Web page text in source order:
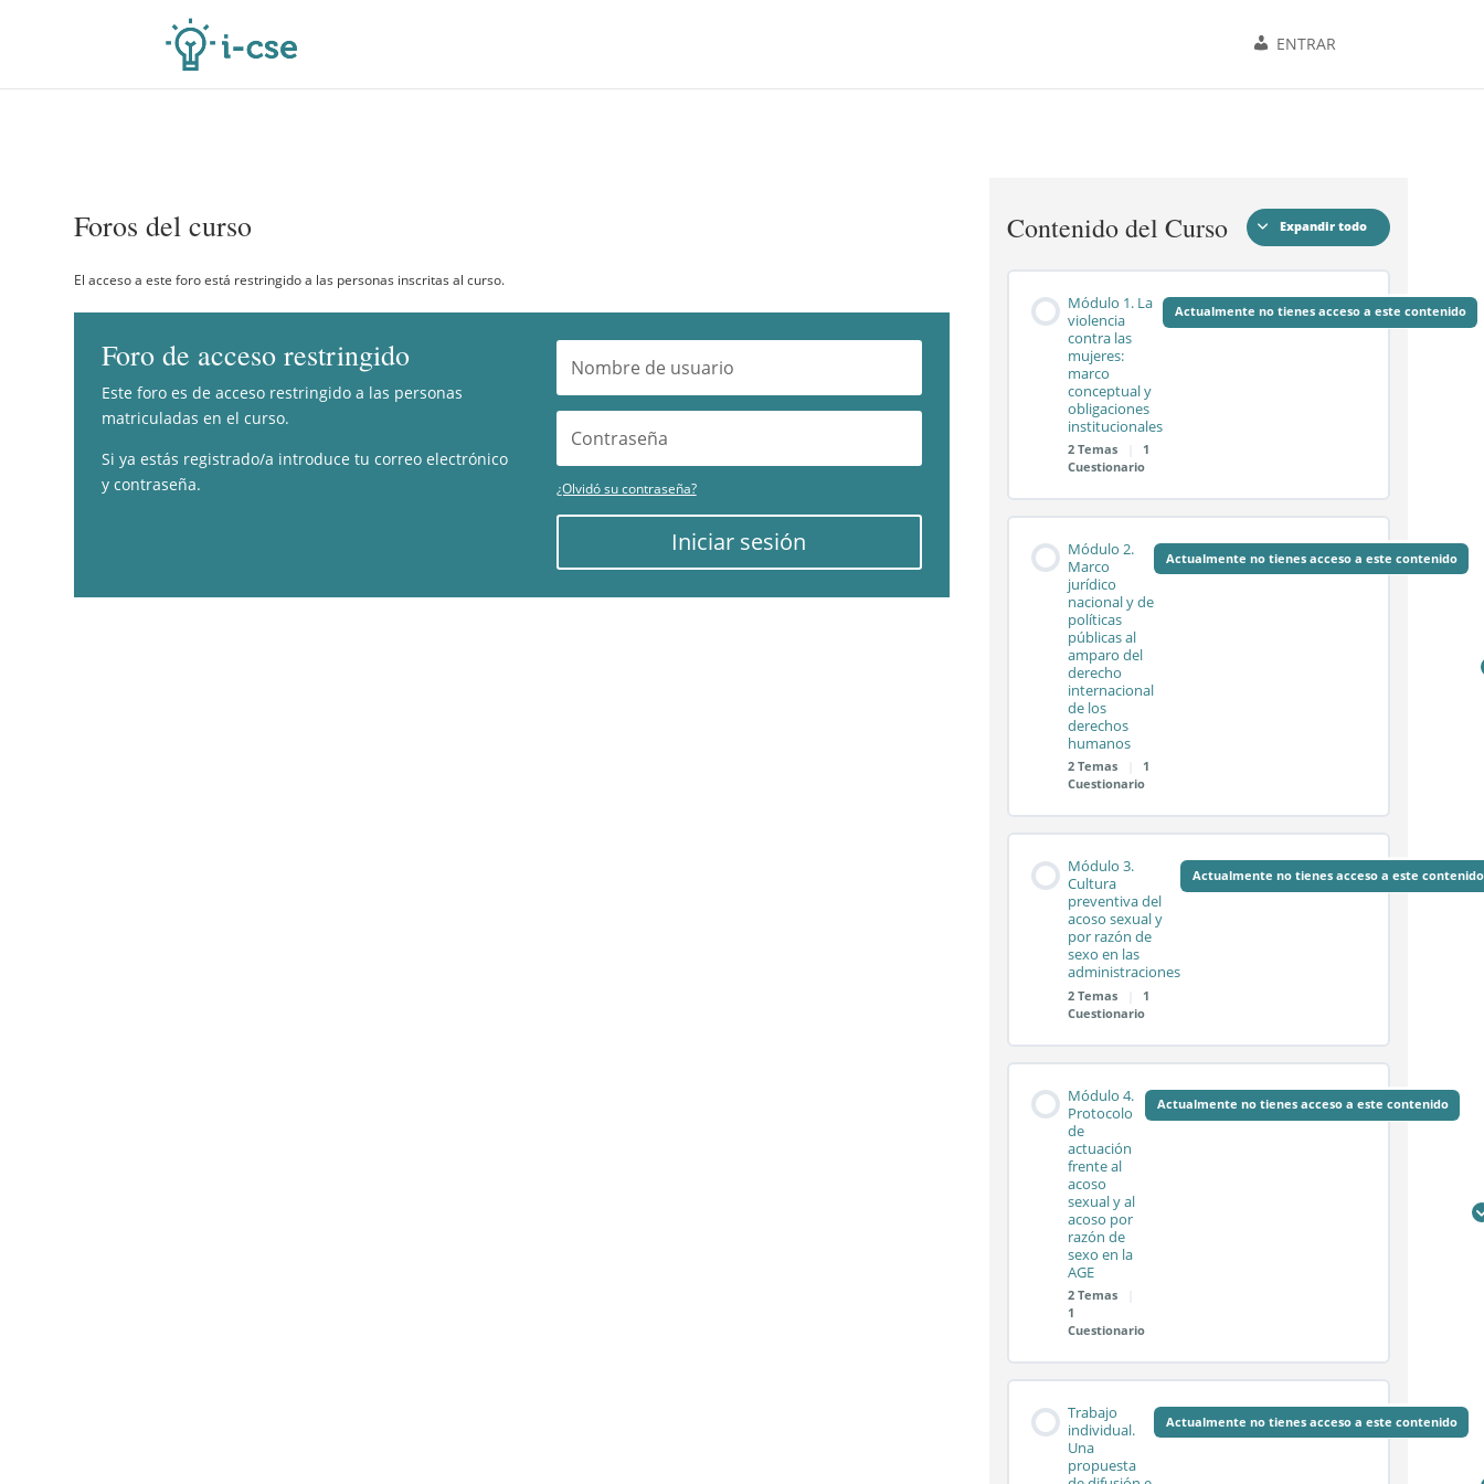
ENTRAR
Foros del curso
El acceso a este foro está restringido a las personas inscritas al curso.
Foro de acceso restringido
Este foro es de acceso restringido a las personas
matriculadas en el curso.
Si ya estás registrado/a introduce tu correo electrónico
y contraseña.
¿Olvidó su contraseña?
Iniciar sesión
Contenido del Curso Expandir todo
Módulos
Módulo 1. La
violencia
contra las
mujeres:
marco
conceptual y
obligaciones
institucionales
2 Temas
1
Cuestionario
Actualmente no tienes acceso a este contenido
Módulo
0%
COMPLETADO
0/2
pasos
Sesión síncrona 1.1
Sesión síncrona 1.2
Test módulo 1
Módulo 2.
Marco
jurídico
nacional y de
políticas
públicas al
amparo del
derecho
internacional
de los
derechos
humanos
2 Temas
1
Cuestionario
Actualmente no tienes acceso a este contenido
Módulo
0%
COMPLETADO
0/2
Sesión síncrona 2.1
Sesión síncrona 2.2
Test módulo 2
Módulo 3.
Cultura
preventiva del
acoso sexual y
por razón de
sexo en las
administraciones
2 Temas
1
Cuestionario
Actualmente no tienes acceso a este contenido
Módulo
COMPLETADO pasos
Sesión síncrona 3.1
Sesión síncrona 3.2
Módulo 4.
Protocolo
de
actuación
frente al
acoso
sexual y al
acoso por
razón de
sexo en la
AGE
2 Temas
1
Cuestionario
Actualmente no tienes acceso a este contenido
Módulo
0%
COMPLETADO
0/2
pasos
Trabajo
individual.
Una
propuesta
Actualmente no tienes acceso a este contenido